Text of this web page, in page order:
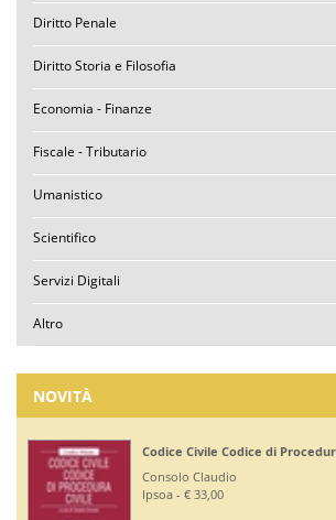
Diritto Penale
Diritto Storia e Filosofia
Economia - Finanze
Fiscale - Tributario
Umanistico
Scientifico
Servizi Digitali
Altro
NOVITÀ
Codice Civile Codice di Procedura Civile
Consolo Claudio
Ipsoa - € 33,00